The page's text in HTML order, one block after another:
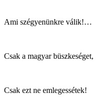
Ami szégyenünkre válik!…
Csak a magyar büszkeséget,
Csak ezt ne emlegessétek!